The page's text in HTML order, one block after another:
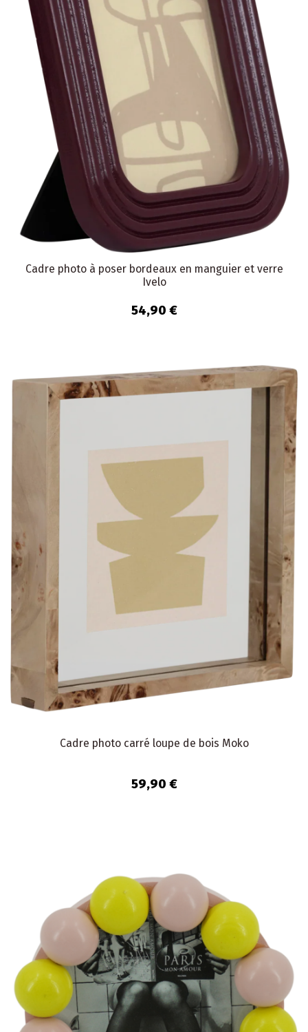
Cadre photo à poser bordeaux en manguier et verre
Ivelo
54,90 €
Cadre photo carré loupe de bois Moko
59,90 €